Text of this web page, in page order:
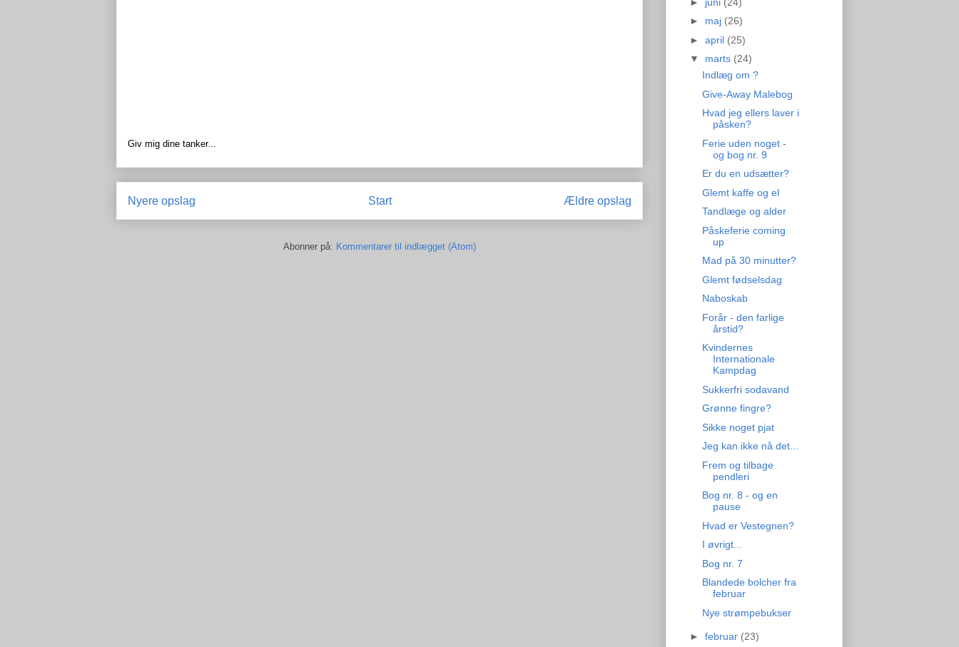
Giv mig dine tanker...
Nyere opslag Ældre opslag
Start
Abonner på: Kommentarer til indlægget (Atom)
► maj (26)
► april (25)
▼ marts (24)
Indlæg om ?
Give-Away Malebog
Hvad jeg ellers laver i
påsken?
Ferie uden noget -
og bog nr. 9
Er du en udsætter?
Glemt kaffe og el
Tandlæge og alder
Påskeferie coming
up
Mad på 30 minutter?
Glemt fødselsdag
Naboskab
Forår - den farlige
årstid?
Kvindernes
Internationale
Kampdag
Sukkerfri sodavand
Grønne fingre?
Sikke noget pjat
Jeg kan ikke nå det...
Frem og tilbage
pendleri
Bog nr. 8 - og en
pause
Hvad er Vestegnen?
I øvrigt...
Bog nr. 7
Blandede bolcher fra
februar
Nye strømpebukser
► februar (23)